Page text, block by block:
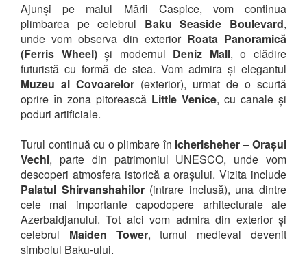
Ajunși pe malul Mării Caspice, vom continua
plimbarea pe celebrul Baku Seaside Boulevard,
unde vom observa din exterior Roata Panoramică
(Ferris Wheel)și modernul Deniz Mall, o clădire
futuristă cu formă de stea. Vom admira și elegantul
Muzeu al Covoarelor (exterior), urmat de o scurtă
oprire în zona pitorească Little Venice, cu canale și
poduri artificiale.
Turul continuă cu o plimbare în Icherisheher – Orașul
Vechi, parte din patrimoniul UNESCO, unde vom
descoperi atmosfera istorică a orașului. Vizita include
Palatul Shirvanshahilor(intrare inclusă), una dintre
cele mai importante capodopere arhitecturale ale
Azerbaidjanului. Tot aici vom admira din exterior și
celebrul Maiden Tower, turnul medieval devenit
simbolul Baku-ului.